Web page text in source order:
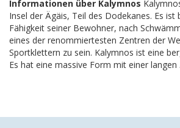
Informationen über Kalymnos
Insel der Ägäis, Teil des Dodekanes. Es ist
Fähigkeit seiner Bewohner, nach
eines der renommiertesten Zentren der
Sportklettern zu sein. Kalymnos ist eine
Es hat eine massive Form mit einer langen